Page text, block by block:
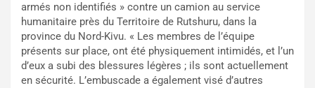
armés non identifiés » contre un camion au service
humanitaire près du Territoire de Rutshuru, dans la
province du Nord-Kivu. « Les membres de l’équipe
présents sur place, ont été physiquement intimidés, et l’un
d’eux a subi des blessures légères ; ils sont actuellement
en sécurité. L’embuscade a également visé d’autres